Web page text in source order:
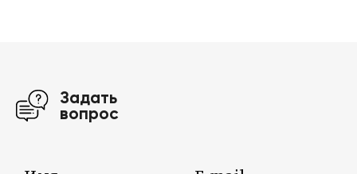
Задать
вопрос